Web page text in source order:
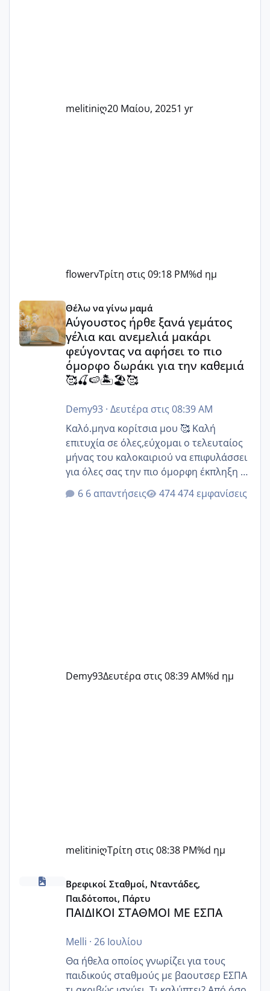
melitiniღ20 Μαίου, 20251 yr
flowervΤρίτη στις 09:18 PM%d ημ
Αύγουστος ήρθε ξανά γεμάτος γέλια και ανεμελιά
Θέλω να γίνω μαμά
Αύγουστος ήρθε ξανά γεμάτος
γέλια και ανεμελιά μακάρι
φεύγοντας να αφήσει το πιο
όμορφο δωράκι για την καθεμιά
🥰🍒🍉🏝️🏖️🥰
Demy93· Δευτέρα στις 08:39 AM
Καλό.μηνα κορίτσια μου 🥰 Καλή
επιτυχία σε όλες,εύχομαι ο τελευταίος
μήνας του καλοκαιριού να επιφυλάσσει
για όλες σας την πιο όμορφη έκπληξη 🧿
@Elk @Melikara86 @Παρασκευαιδου
@Zenia z @melitiniღ @Christi.D.
6 απαντήσεις 474 εμφανίσεις
Demy93Δευτέρα στις 08:39 AM%d ημ
melitiniღΤρίτη στις 08:38 PM%d ημ
ΠΑΙΔΙΚΟΙ ΣΤΑΘΜΟΙ ΜΕ ΕΣΠΑ
Βρεφικοί Σταθμοί, Νταντάδες,
Παιδότοποι, Πάρτυ
ΠΑΙΔΙΚΟΙ ΣΤΑΘΜΟΙ ΜΕ ΕΣΠΑ
Melli · 26 Ιουλίου
Θα ήθελα οποίος γνωρίζει για τους
παιδικούς σταθμούς με βαουτσερ ΕΣΠΑ